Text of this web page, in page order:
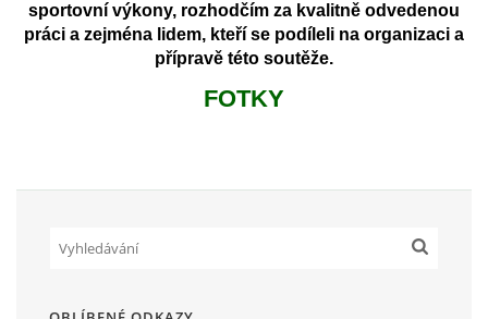
sportovní výkony, rozhodčím za kvalitně odvedenou
práci a zejména lidem, kteří se podíleli na organizaci a
přípravě této soutěže.
FOTKY